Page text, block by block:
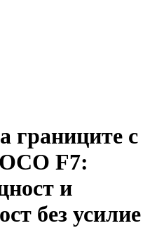
границите с
F7:
и
без усилие